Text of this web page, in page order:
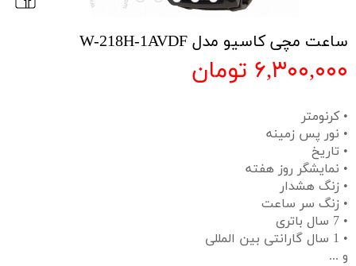
ساعت مچی کاسیو مدل W-218H-1AVDF
۶,۳۰۰,۰۰۰ تومان
• کرنومتر
• نور پس زمینه
• تاریخ
• نمایشگر روز هفته
• زنگ هشدار
• زنگ سر ساعت
• 7 سال باتری
• 1 سال گارانتی بین المللی
و ...